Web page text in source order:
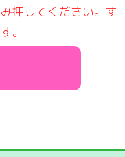
押してください。す
。